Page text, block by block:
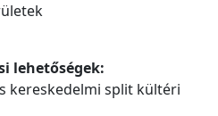
lehetőségek:
kereskedelmi split kültéri